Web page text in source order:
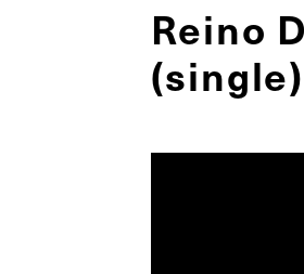
Reino
(single)